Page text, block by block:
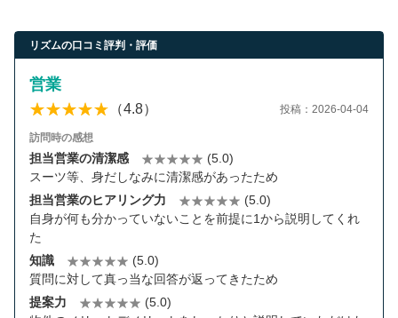
リズムの口コミ評判・評価
営業
（4.8） 投稿：2026-04-04
訪問時の感想
担当営業の清潔感
(5.0)
スーツ等、身だしなみに清潔感があったため
担当営業のヒアリング力
(5.0)
自身が何も分かっていないことを前提に1から説明してくれ
た
知識
(5.0)
質問に対して真っ当な回答が返ってきたため
提案力
(5.0)